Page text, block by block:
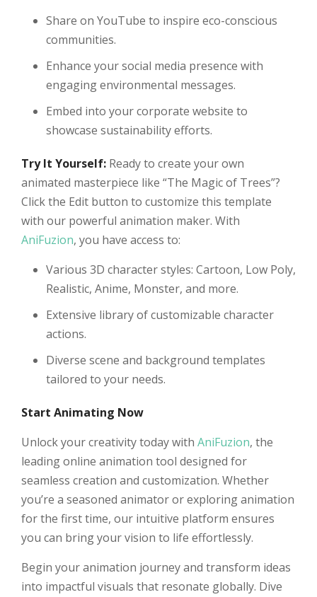
Share on YouTube to inspire eco-conscious
communities.
Enhance your social media presence with
engaging environmental messages.
Embed into your corporate website to
showcase sustainability efforts.
Try It Yourself: Ready to create your own
animated masterpiece like “The Magic of Trees”?
Click the Edit button to customize this template
with our powerful animation maker. With
AniFuzion, you have access to:
Various 3D character styles: Cartoon, Low Poly,
Realistic, Anime, Monster, and more.
Extensive library of customizable character
actions.
Diverse scene and background templates
tailored to your needs.
Start Animating Now
Unlock your creativity today with AniFuzion, the
leading online animation tool designed for
seamless creation and customization. Whether
you’re a seasoned animator or exploring animation
for the first time, our intuitive platform ensures
you can bring your vision to life effortlessly.
Begin your animation journey and transform ideas
into impactful visuals that resonate globally. Dive